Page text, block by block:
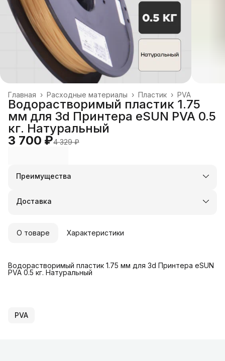
PVA
Пластик ›
Расходные материалы ›
Главная ›
Водорастворимый пластик 1.75
мм для 3d Принтера eSUN PVA 0.5
кг. Натуральный
3 700 ₽4 329 ₽
Преимущества
Оплата частями в Сплит
Удобный возврат
Доставка
О товаре Характеристики
Водорастворимый пластик 1.75 мм для 3d Принтера eSUN
PVA 0.5 кг. Натуральный
PVA